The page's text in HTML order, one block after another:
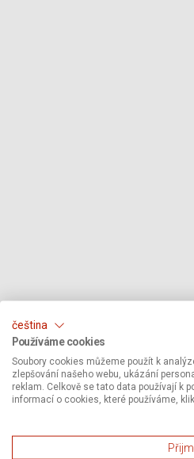
čeština
Používáme cookies
Soubory cookies můžeme použít k
zlepšování našeho webu, ukázání
reklam. Celkově se tato data používají k
informací o cookies, které používáme,